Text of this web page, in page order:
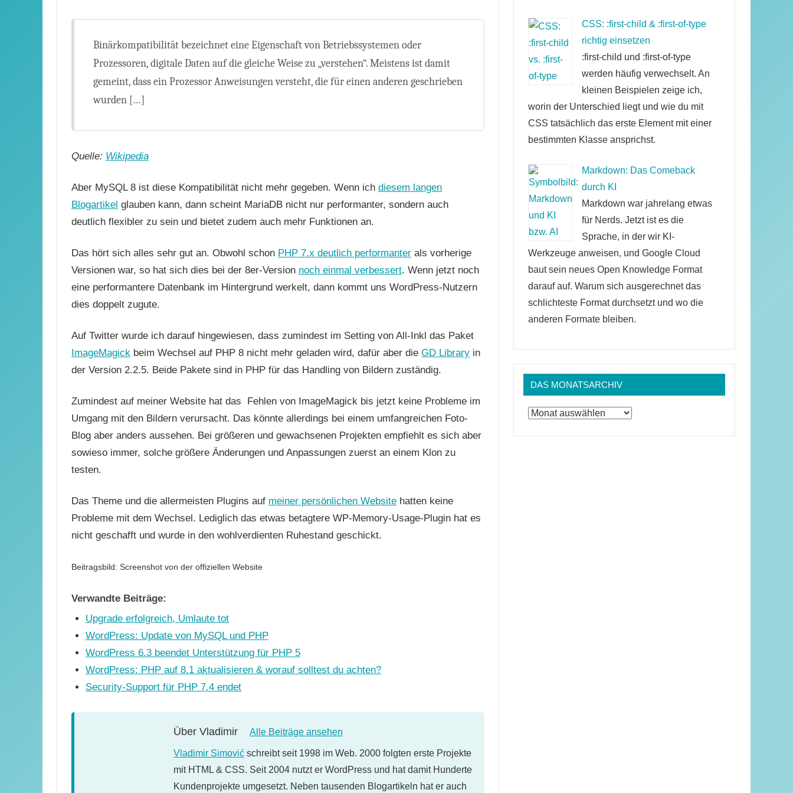
Binärkompatibilität bezeichnet eine Eigenschaft von Betriebssystemen oder
Prozessoren, digitale Daten auf die gleiche Weise zu „verstehen“. Meistens ist damit
gemeint, dass ein Prozessor Anweisungen versteht, die für einen anderen geschrieben
wurden […]
Quelle: Wikipedia
Aber MySQL 8 ist diese Kompatibilität nicht mehr gegeben. Wenn ich diesem langen
Blogartikel glauben kann, dann scheint MariaDB nicht nur performanter, sondern auch
deutlich flexibler zu sein und bietet zudem auch mehr Funktionen an.
Das hört sich alles sehr gut an. Obwohl schon PHP 7.x deutlich performanter als vorherige
Versionen war, so hat sich dies bei der 8er-Version noch einmal verbessert. Wenn jetzt noch
eine performantere Datenbank im Hintergrund werkelt, dann kommt uns WordPress-Nutzern
dies doppelt zugute.
Auf Twitter wurde ich darauf hingewiesen, dass zumindest im Setting von All-Inkl das Paket
ImageMagick beim Wechsel auf PHP 8 nicht mehr geladen wird, dafür aber die GD Library in
der Version 2.2.5. Beide Pakete sind in PHP für das Handling von Bildern zuständig.
Zumindest auf meiner Website hat das Fehlen von ImageMagick bis jetzt keine Probleme im
Umgang mit den Bildern verursacht. Das könnte allerdings bei einem umfangreichen Foto-
Blog aber anders aussehen. Bei größeren und gewachsenen Projekten empfiehlt es sich aber
sowieso immer, solche größere Änderungen und Anpassungen zuerst an einem Klon zu
testen.
Das Theme und die allermeisten Plugins auf meiner persönlichen Website hatten keine
Probleme mit dem Wechsel. Lediglich das etwas betagtere WP-Memory-Usage-Plugin hat es
nicht geschafft und wurde in den wohlverdienten Ruhestand geschickt.
Beitragsbild: Screenshot von der offiziellen Website
Verwandte Beiträge:
Upgrade erfolgreich, Umlaute tot
WordPress: Update von MySQL und PHP
WordPress 6.3 beendet Unterstützung für PHP 5
WordPress: PHP auf 8.1 aktualisieren & worauf solltest du achten?
Security-Support für PHP 7.4 endet
Über Vladimir Alle Beiträge ansehen
Vladimir Simović schreibt seit 1998 im Web. 2000 folgten erste Projekte
mit HTML & CSS. Seit 2004 nutzt er WordPress und hat damit Hunderte
Kundenprojekte umgesetzt. Neben tausenden Blogartikeln hat er auch
CSS: :first-child & :first-of-type
richtig einsetzen
:first-child und :first-of-type
werden häufig verwechselt. An
kleinen Beispielen zeige ich,
worin der Unterschied liegt und wie du mit
CSS tatsächlich das erste Element mit einer
bestimmten Klasse ansprichst.
Markdown: Das Comeback
durch KI
Markdown war jahrelang etwas
für Nerds. Jetzt ist es die
Sprache, in der wir KI-
Werkzeuge anweisen, und Google Cloud
baut sein neues Open Knowledge Format
darauf auf. Warum sich ausgerechnet das
schlichteste Format durchsetzt und wo die
anderen Formate bleiben.
DAS MONATSARCHIV
Das